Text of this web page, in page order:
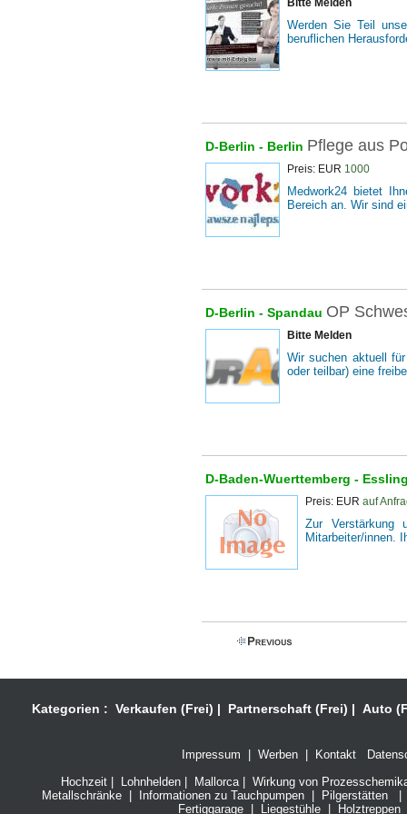
Bitte Melden
Werden Sie Teil
beruflichen
D-Berlin - Berlin Pflege aus
Preis: EUR 1000
Medwork24 bietet
Bereich an. Wir sind
D-Berlin - Spandau OP
Bitte Melden
Wir suchen aktuell
oder teilbar) eine
D-Baden-Wuerttemberg -
Preis: EUR auf
Zur Verstärkung
Mitarbeiter/innen.
Kategorien : Verkaufen (Frei) | Partnerschaft (Frei) | Auto
Impressum Werben Kontakt
Hochzeit
Lohnhelden Mallorca
Wirkung von
Metallschränke
Informationen zu Tauchpumpen Pilgerstätten
Fertiggarage
Liegestühle Holztreppen